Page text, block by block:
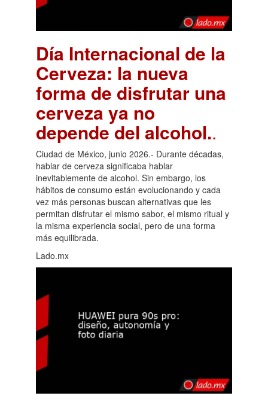
Día Internacional de la
Cerveza: la nueva
forma de disfrutar una
cerveza ya no
depende del alcohol..
Ciudad de México, junio 2026.- Durante décadas,
hablar de cerveza significaba hablar
inevitablemente de alcohol. Sin embargo, los
hábitos de consumo están evolucionando y cada
vez más personas buscan alternativas que les
permitan disfrutar el mismo sabor, el mismo ritual y
la misma experiencia social, pero de una forma
más equilibrada.
Lado.mx